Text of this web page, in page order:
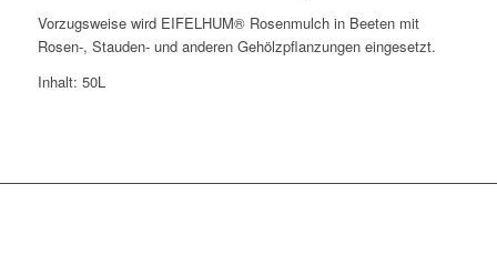
Vorzugsweise wird EIFELHUM® Rosenmulch in Beeten mit
Rosen-, Stauden- und anderen Gehölzpflanzungen eingesetzt.
Inhalt: 50L